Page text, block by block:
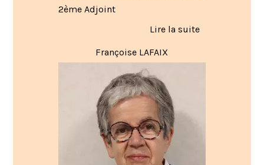
2ème Adjoint
Françoise LAFAIX